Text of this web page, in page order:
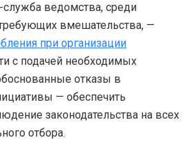
служба ведомства, среди
вмешательства, —
при организации
с подачей необходимых
отказы в
— обеспечить
законодательства на всех
отбора.